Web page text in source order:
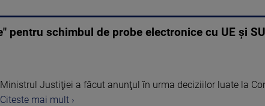
pentru schimbul de probe electronice cu UE şi
Ministrul Justiţiei a făcut anunţul în urma deciziilor luate la
Citeste mai mult ›